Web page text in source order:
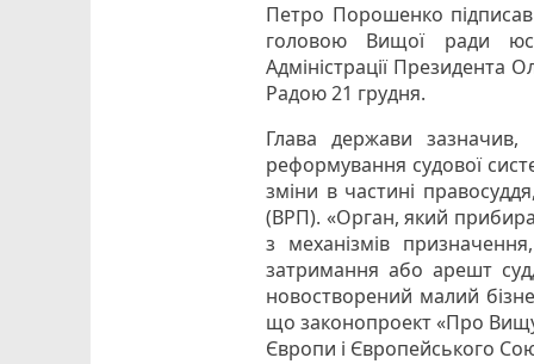
Петро Порошенко
головою Вищої ради
Адміністрації Президента
Радою 21 грудня.
Глава держави
реформування судової
зміни в частині
(ВРП). «Орган, який
з механізмів
затримання або арешт
новостворений малий
що законопроект «Про
Європи і Європейського